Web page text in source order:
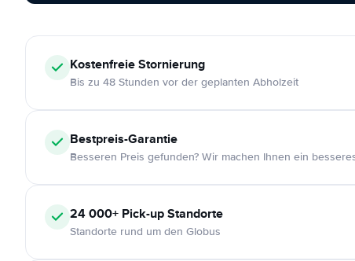
KostenfreieStornierung
Bis zu 48 Stunden vor der geplanten Abholzeit
Bestpreis-Garantie
Besseren Preis gefunden? Wir machen Ihnen ein
24 000+ Pick-up Standorte
Standorte rund um den Globus